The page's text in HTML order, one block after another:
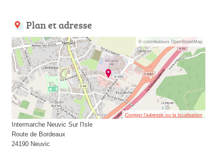
Plan et adresse
© contributeurs OpenStreetMap
Corriger l’adresse ou la localisation
Intermarche Neuvic Sur l'Isle
Route de Bordeaux
24190 Neuvic